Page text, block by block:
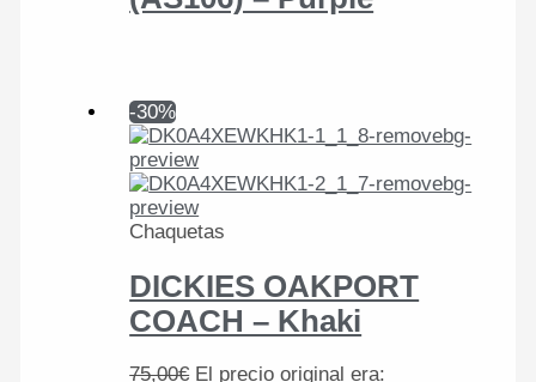
-30%
Chaquetas
DICKIES OAKPORT
COACH – Khaki
75,00€ El precio original era: